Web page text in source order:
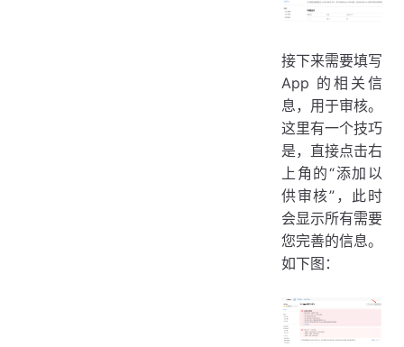
接下来需要填写
App 的相关信
息，用于审核。
这里有一个技巧
是，直接点击右
上角的“添加以
供审核”，此时
会显示所有需要
您完善的信息。
如下图：